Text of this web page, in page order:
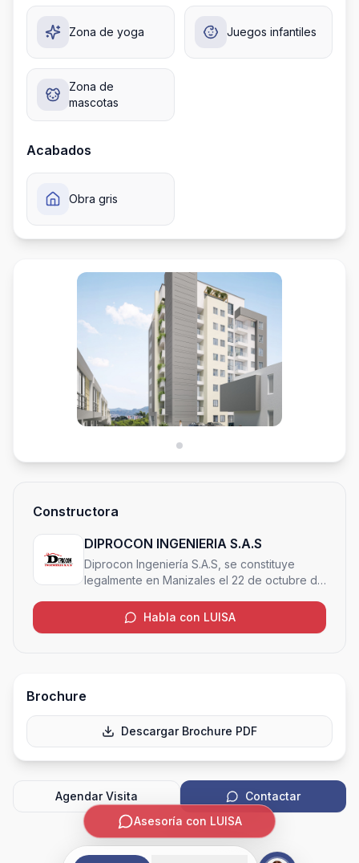
Zona de yoga Juegos infantiles
Zona de
mascotas
Acabados
Obra gris
Constructora
DIPROCON INGENIERIA S.A.S
Diprocon Ingeniería S.A.S, se constituye
legalmente en Manizales el 22 de octubre de
amigos profesionales y con experiencia en
el sector constructor que vieron la
construcción y venta de proyectos de
civiles públicas y privadas.
Habla con LUISA
Brochure
Descargar Brochure PDF
Agendar Visita
Contactar
Asesoría con LUISA